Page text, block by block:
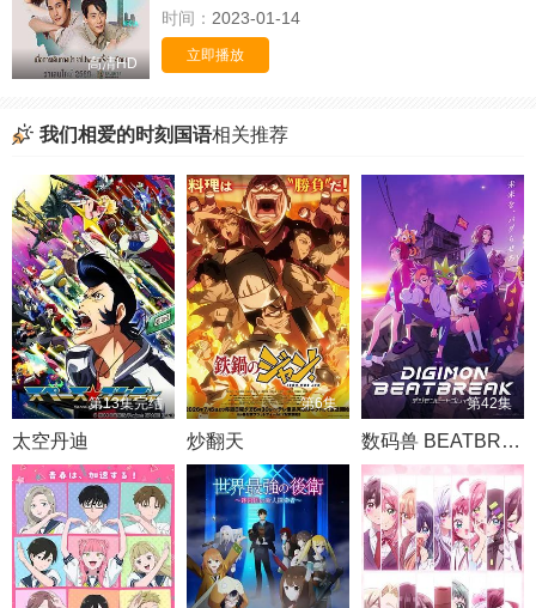
高清HD
时间： 2023-01-14
立即播放
我们相爱的时刻国语相关推荐
第13集完结
太空丹迪
第6集
炒翻天
第42集
数码兽 BEATBREAK